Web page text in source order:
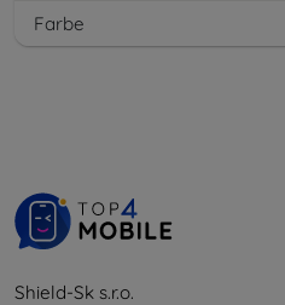
Farbe
Shield-Sk s.r.o.